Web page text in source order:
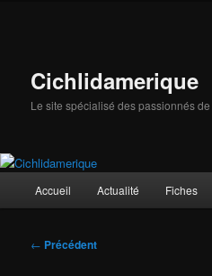
Cichlidamerique
Le site spécialisé des passionnés
principal
Accueil Actualité Fiches
Navigation
← Précédent